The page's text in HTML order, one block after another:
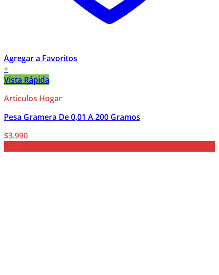
Agregar a Favoritos
+
Vista Rápida
Articulos Hogar
Pesa Gramera De 0,01 A 200 Gramos
$3.990